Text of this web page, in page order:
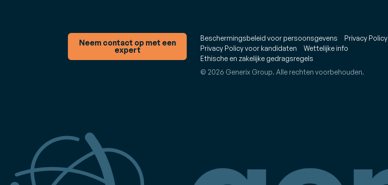
Neem contact op met een
expert
Beschermingsbeleid voor persoonsgevens
Privacy Policy
Privacy Policy voor kandidaten
Wettelijke info
Ethische en zakelijke gedragsregels
© 2026 Generix Group. Alle rechten voorbehouden.